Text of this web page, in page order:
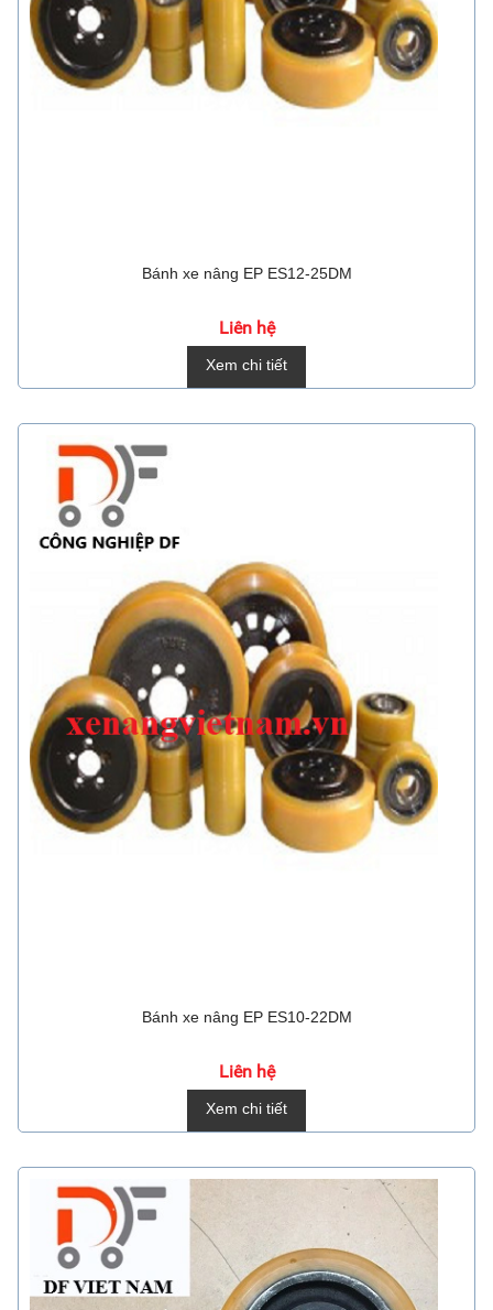
Bánh xe nâng EP ES12-25DM
Liên hệ
Xem chi tiết
Bánh xe nâng EP ES10-22DM
Liên hệ
Xem chi tiết